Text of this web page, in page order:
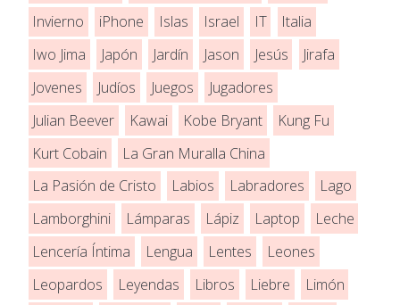
Invierno
iPhone Islas Israel IT
Italia
Iwo Jima
Japón Jardín Jason Jesús
Jirafa
Jovenes
Judíos Juegos
Jugadores
Julian Beever
Kawai Kobe Bryant
Kung Fu
Kurt Cobain
La Gran Muralla China
La Pasión de Cristo
Labios Labradores
Lago
Lamborghini
Lámparas Lápiz Laptop
Leche
Lencería Íntima
Lengua Lentes
Leones
Leopardos
Leyendas Libros Liebre
Limón